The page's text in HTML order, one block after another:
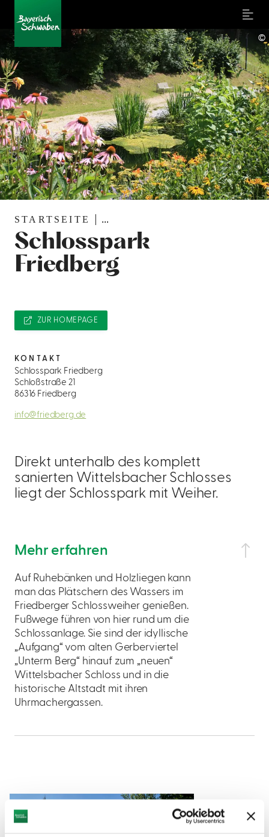
Menu
STARTSEITE ...
Schlosspark
Friedberg
©
Direkt unterhalb des komplett
sanierten Wittelsbacher Schlosses
liegt der Schlosspark mit Weiher.
Mehr erfahren
Auf Ruhebänken und Holzliegen kann
man das Plätschern des Wassers im
Friedberger Schlossweiher genießen.
Fußwege führen von hier rund um die
Schlossanlage. Sie sind der idyllische
„Aufgang“ vom alten Gerberviertel
„Unterm Berg“ hinauf zum „neuen“
Wittelsbacher Schloss und in die
historische Altstadt mit ihren
Uhrmachergassen.
ZUR HOMEPAGE
KONTAKT
Schlosspark Friedberg
Schloßstraße 21
86316 Friedberg
info@friedberg.de